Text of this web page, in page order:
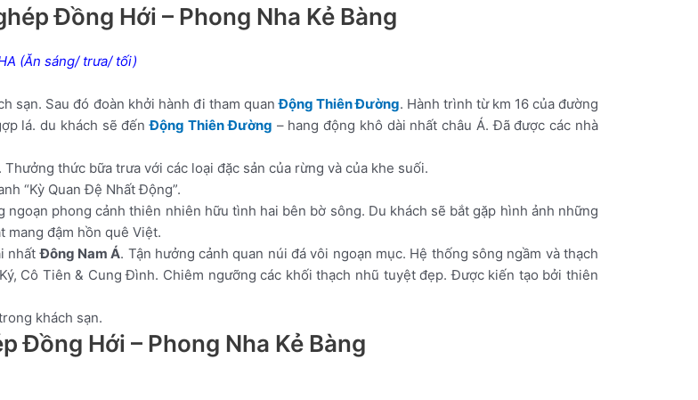
Đồng Hới – Phong Nha Kẻ Bàng
(Ăn sáng/ trưa/ tối)
sạn. Sau đó đoàn khởi hành đi tham quanĐộng Thiên Đường. Hành trình từ km 16 của đường
lá. du khách sẽ đếnĐộng Thiên Đường – hang động khô dài nhất châu Á. Đã được các nhà
thức bữa trưa với các loại đặc sản của rừng và của khe suối.
“Kỳ Quan Đệ Nhất Động”.
phong cảnh thiên nhiên hữu tình hai bên bờ sông. Du khách sẽ bắt gặp hình ảnh những
mang đậm hồn quê Việt.
nhấtĐông Nam Á. Tận hưởng cảnh quan núi đá vôi ngoạn mục. Hệ thống sông ngầm và thạch
Cô Tiên & Cung Đình. Chiêm ngưỡng các khối thạch nhũ tuyệt đẹp. Được kiến tạo bởi thiên
khách sạn.
Đồng Hới – Phong Nha Kẻ Bàng